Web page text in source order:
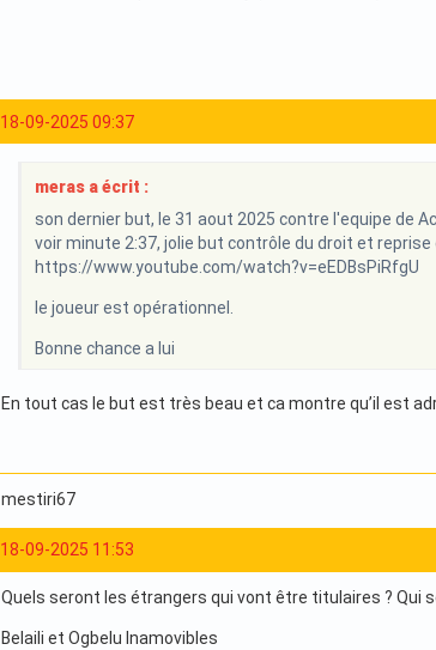
18-09-2025 09:37
meras a écrit :
son dernier but, le 31 aout 2025 contre l'equipe de
voir minute 2:37, jolie but contrôle du droit et reprise
https://www.youtube.com/watch?v=eEDBsPiRfgU
le joueur est opérationnel.
Bonne chance a lui
En tout cas le but est très beau et ca montre qu’il est
mestiri67
18-09-2025 11:53
Quels seront les étrangers qui vont être titulaires ? Qui
Belaili et Ogbelu Inamovibles